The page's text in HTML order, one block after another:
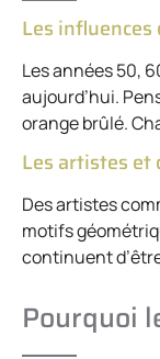
Les
Les années 50,
aujourd’hui.
orange brûlé.
Les artistes
Des artistes
motifs
continuent
Pourquoi